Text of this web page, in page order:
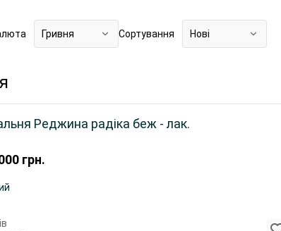
Гривня Сортування Нові
грн.
Реджина радіка беж - лак.